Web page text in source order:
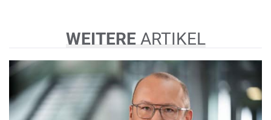
WEITEREARTIKEL